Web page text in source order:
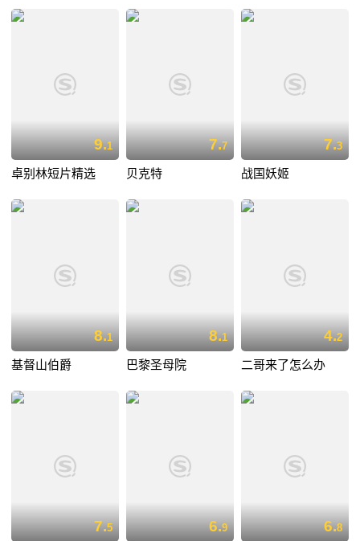
9.1
卓别林短片精选
7.7
贝克特
7.3
战国妖姬
8.1
基督山伯爵
8.1
巴黎圣母院
4.2
二哥来了怎么办
7.5 6.9 6.8